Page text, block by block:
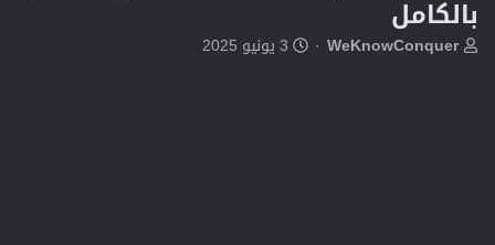
بالكامل
بWeKnowConquer
ت3 يونيو 2025